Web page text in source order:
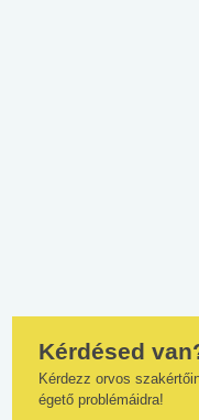
Kérdésed
Kérdezz orvos
égető problémáidra!